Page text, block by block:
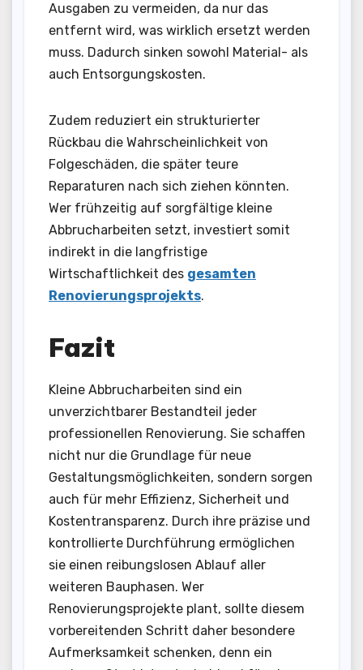
Ausgaben zu vermeiden, da nur das
entfernt wird, was wirklich ersetzt werden
muss. Dadurch sinken sowohl Material- als
auch Entsorgungskosten.
Zudem reduziert ein strukturierter
Rückbau die Wahrscheinlichkeit von
Folgeschäden, die später teure
Reparaturen nach sich ziehen könnten.
Wer frühzeitig auf sorgfältige kleine
Abbrucharbeiten setzt, investiert somit
indirekt in die langfristige
Wirtschaftlichkeit des gesamten
Renovierungsprojekts.
Fazit
Kleine Abbrucharbeiten sind ein
unverzichtbarer Bestandteil jeder
professionellen Renovierung. Sie schaffen
nicht nur die Grundlage für neue
Gestaltungsmöglichkeiten, sondern sorgen
auch für mehr Effizienz, Sicherheit und
Kostentransparenz. Durch ihre präzise und
kontrollierte Durchführung ermöglichen
sie einen reibungslosen Ablauf aller
weiteren Bauphasen. Wer
Renovierungsprojekte plant, sollte diesem
vorbereitenden Schritt daher besondere
Aufmerksamkeit schenken, denn ein